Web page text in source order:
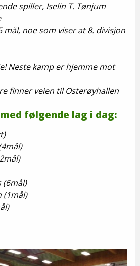
spiller, Iselin T. Tønjum
mål, noe som viser at 8. divisjon
Neste kamp er hjemme mot
finner veien til Osterøyhallen
følgende lag i dag:
(6mål)
(1mål)